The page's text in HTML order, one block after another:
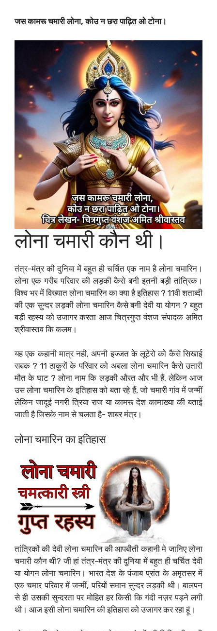
जस कामरू चमारी लोना, कोउ न छरा पाढ़ित ओ टोना।
लोना चमारी कौन थी।
तंत्र-मंत्र की दुनिया में बहुत ही चर्चित एक नाम है लोना चमारिन।
लोना एक गरीब परिवार की लड़की कैसे बनी इतनी बड़ी तांत्रिक।
विश्व भर में विख्यात लोना चमारिन का क्या है इतिहास ? 11वी शताब्दी
की एक सुन्दर लड़की लोना चमारिन कैसे बनी देवी या योगन ? बहुत
बड़ी रहस्य को उजागर करता आज चित्रगुप्त वंशज संपादक अमित
श्रीवास्तव कि कलम।
यह एक कहानी मात्र नही, अपनी इज्जत के लूटेरो को कैसे सिखाई
सबक ? 11 ठाकुरों के परिवार को अबला लोना चमारिन कैसे उतारी
मौत के घाट ? लोना नाम कि लड़की औरत और भी हैं, लेकिन आज
उस लोना चमारिन के इतिहास को बता रहे हैं, जो चमारी गांव में जन्मीं
लेकिन जादूई नगरी त्रिया राज या कामरू देश कामाख्या की बताई
जाती है जिसके नाम से चलता है- शाबर मंत्र।
लोना चमारिन का इतिहास
तांत्रिकों की देवी लोना चमारिन की आपबीती कहानी मे जानिए लोना
चमारी कौन थी? जी हां तंत्र-मंत्र की दुनिया में बहुत ही चर्चित देवी
या योगन लोना चमारिन। भारत देश के पंजाब प्रांत के अमृतसर में
एक चमार परिवार में जन्मीं, परियों समान सुन्दर लड़की थी। बालपन
से ही उसकी सुन्दरता पर मोहित हर किसी कि गंदी नज़र पड़ने लगी
थी। आज इसी लोना चमारिन की इतिहास को उजागर कर रहा हूं।